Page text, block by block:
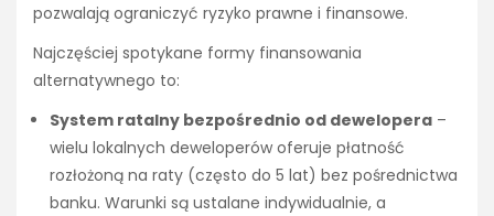
pozwalają ograniczyć ryzyko prawne i finansowe.
Najczęściej spotykane formy finansowania
alternatywnego to:
System ratalny bezpośrednio od dewelopera –
wielu lokalnych deweloperów oferuje płatność
rozłożoną na raty (często do 5 lat) bez pośrednictwa
banku. Warunki są ustalane indywidualnie, a